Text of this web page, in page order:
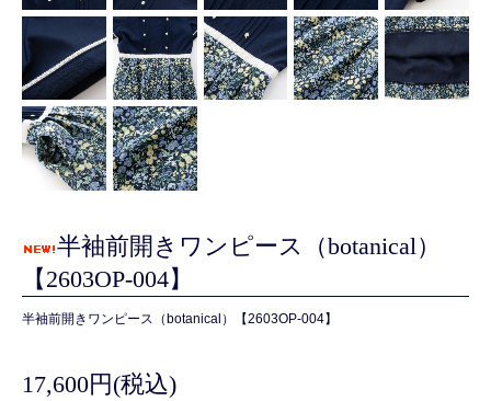
半袖前開きワンピース（botanical）
【2603OP-004】
半袖前開きワンピース（botanical）【2603OP-004】
17,600円(税込)